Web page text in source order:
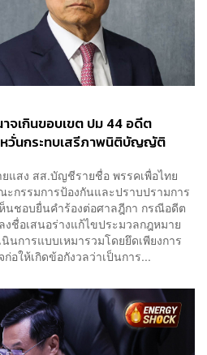
จเกินขอบเขต ปม 44 อดีต
หวั่นกระทบเสรีภาพนิติบัญญัติ
แสง สส.บัญชีรายชื่อ พรรคเพื่อไทย
กรรมการป้องกันและปราบปรามการ
นชอบยื่นคำร้องต่อศาลฎีกา กรณีอดีต
ชื่อเสนอร่างแก้ไขประมวลกฎหมาย
นการแบบเหมารวมโดยยึดเพียงการ
อให้เกิดข้อกังวลว่าเป็นการ...